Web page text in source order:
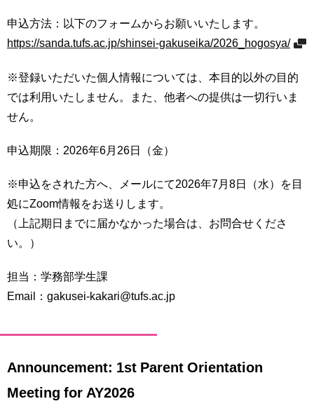
お
問
い
わ
交
ア
セ
サ
イ
マ
プ
申込方法：以下のフォームからお願いいたします。
https://sanda.tufs.ac.jp/shinsei-gakuseika/2026_hogosya/
※登録いただいた個人情報については、本目的以外の目的
では利用いたしません。また、他者への提供は一切行いま
せん。
申込期限：2026年6月26日（金）
※申込をされた方へ、メールにて2026年7月8日（水）を目
処にZoom情報をお送りします。
（上記期日までに届かなかった場合は、お問合せくださ
い。）
担当：学務部学生課
Email：gakusei-kakari@tufs.ac.jp
Announcement: 1st Parent Orientation
Meeting for AY2026